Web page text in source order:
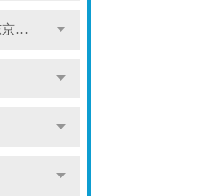
TOKYOKODEN东京光电